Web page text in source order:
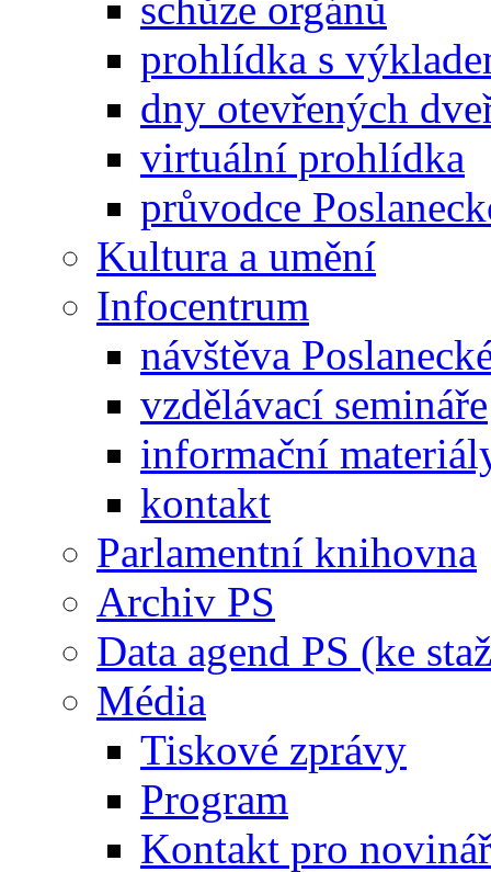
prohlídka s
dny otevřených
virtuální prohlídka
průvodce
Kultura a umění
Infocentrum
návštěva
vzdělávací semináře
informační
kontakt
Parlamentní knihovna
Archiv PS
Data agend PS (ke
Média
Tiskové zprávy
Program
Kontakt pro